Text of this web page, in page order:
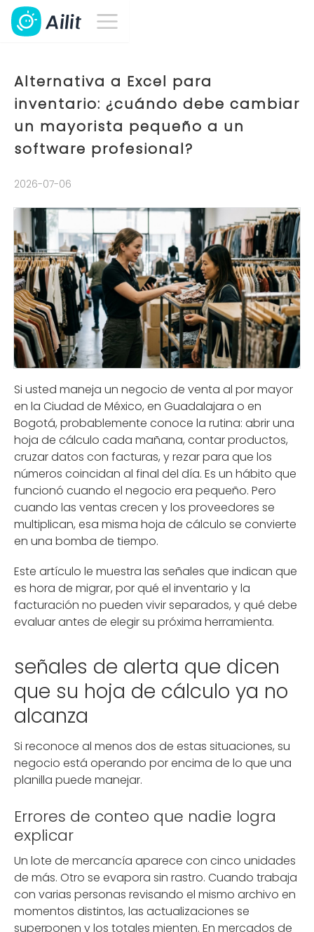
Alternativa a Excel para
inventario: ¿cuándo debe cambiar
un mayorista pequeño a un
software profesional?
2026-07-06
Si usted maneja un negocio de venta al por mayor
en la Ciudad de México, en Guadalajara o en
Bogotá, probablemente conoce la rutina: abrir una
hoja de cálculo cada mañana, contar productos,
cruzar datos con facturas, y rezar para que los
números coincidan al final del día. Es un hábito que
funcionó cuando el negocio era pequeño. Pero
cuando las ventas crecen y los proveedores se
multiplican, esa misma hoja de cálculo se convierte
en una bomba de tiempo.
Este artículo le muestra las señales que indican que
es hora de migrar, por qué el inventario y la
facturación no pueden vivir separados, y qué debe
evaluar antes de elegir su próxima herramienta.
señales de alerta que dicen
que su hoja de cálculo ya no
alcanza
Si reconoce al menos dos de estas situaciones, su
negocio está operando por encima de lo que una
planilla puede manejar.
Errores de conteo que nadie logra
explicar
Un lote de mercancía aparece con cinco unidades
de más. Otro se evapora sin rastro. Cuando trabaja
con varias personas revisando el mismo archivo en
momentos distintos, las actualizaciones se
superponen y los totales mienten. En mercados de